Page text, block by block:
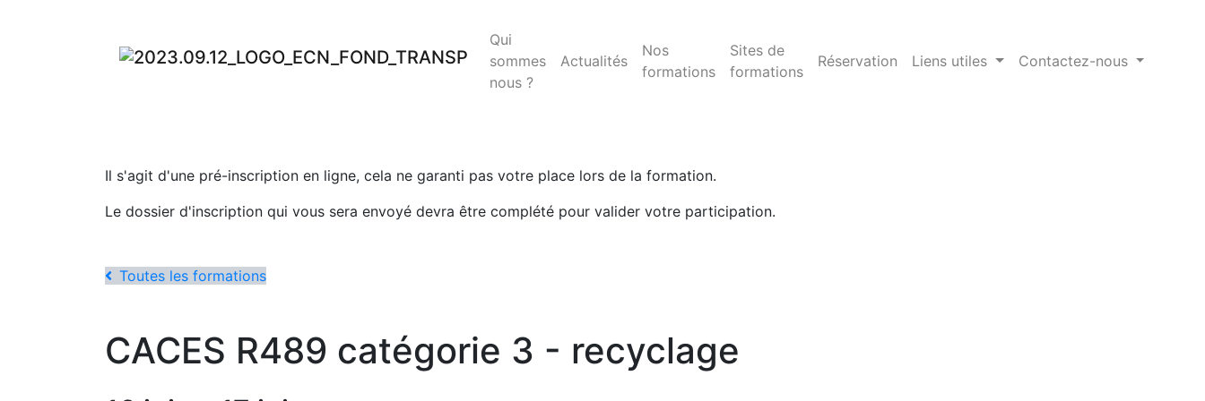
Qui
sommes
nous ?
Actualités
Nos
formations
Sites de
formations
Réservation Liens utiles Contactez-nous
Il s'agit d'une pré-inscription en ligne, cela ne garanti pas votre place lors de la formation.
Le dossier d'inscription qui vous sera envoyé devra être complété pour valider votre participation.
Toutes les formations
CACES R489 catégorie 3 - recyclage